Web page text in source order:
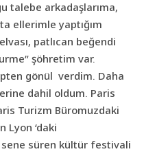
talebe arkadaşlarıma,
ellerimle yaptığım
patlıcan beğendi
şöhretim var.
gönül verdim. Daha
dahil oldum. Paris
Turizm Büromuzdaki
Lyon ‘daki
sene süren kültür festivali